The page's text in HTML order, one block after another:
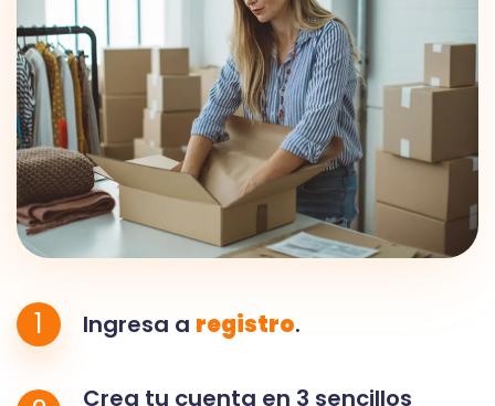
1 Ingresa a registro.
Crea tu cuenta en 3 sencillos